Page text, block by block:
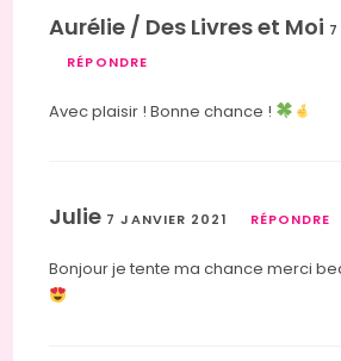
Aurélie / Des Livres et Moi
RÉPONDRE
Avec plaisir ! Bonne chance !
Julie 7 JANVIER 2021 RÉPONDRE
Bonjour je tente ma chance merci